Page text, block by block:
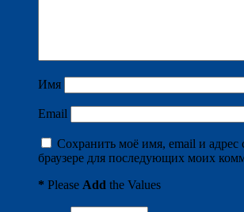
Имя
Email
Сохранить моё имя, email и адрес
браузере для последующих моих
* Please Add the Values